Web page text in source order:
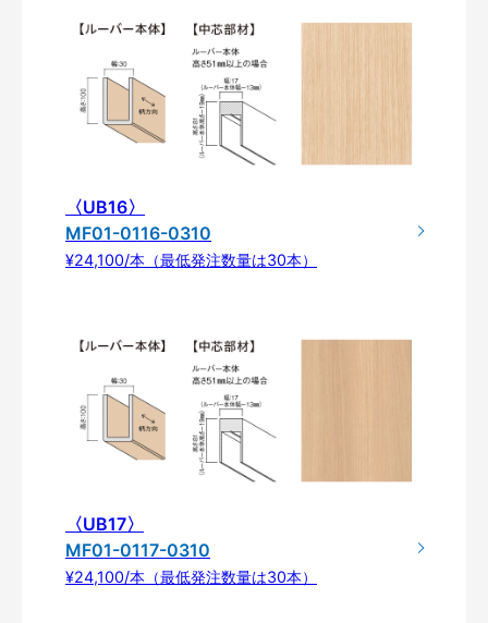
〈UB16〉
MF01-0116-0310
¥24,100/本（最低発注数量は30本）
〈UB17〉
MF01-0117-0310
¥24,100/本（最低発注数量は30本）